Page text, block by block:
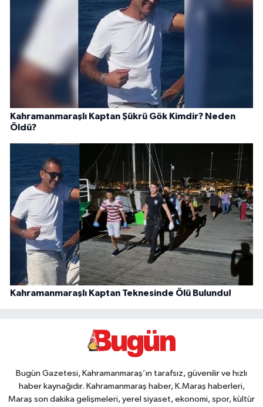
Kahramanmaraşlı Kaptan Şükrü Gök Kimdir? Neden
Öldü?
Kahramanmaraşlı Kaptan Teknesinde Ölü Bulundu!
Bugün Gazetesi, Kahramanmaraş’ın tarafsız, güvenilir ve hızlı
haber kaynağıdır. Kahramanmaraş haber, K.Maraş haberleri,
Maraş son dakika gelişmeleri, yerel siyaset, ekonomi, spor, kültür